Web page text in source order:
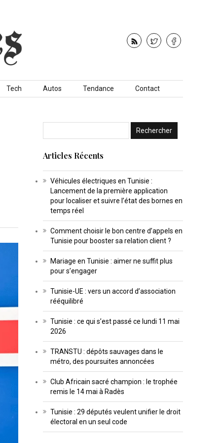
Tech Autos Tendance Contact
Articles Récents
Véhicules électriques en Tunisie :
Lancement de la première application
pour localiser et suivre l’état des bornes en
temps réel
Comment choisir le bon centre d’appels en
Tunisie pour booster sa relation client ?
Mariage en Tunisie : aimer ne suffit plus
pour s’engager
Tunisie-UE : vers un accord d’association
rééquilibré
Tunisie : ce qui s’est passé ce lundi 11 mai
2026
TRANSTU : dépôts sauvages dans le
métro, des poursuites annoncées
Club Africain sacré champion : le trophée
remis le 14 mai à Radès
Tunisie : 29 députés veulent unifier le droit
électoral en un seul code